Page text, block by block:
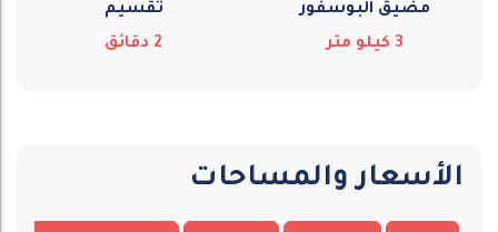
مضيق البوسفور
3 كيلو متر
تقسيم
2 دقائق
الأسعار والمساحات